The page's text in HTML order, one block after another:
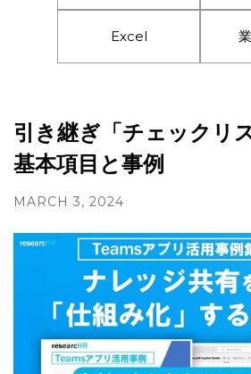
Excel
引き継ぎ「チェックリ
基本項目と事例
MARCH 3, 2024